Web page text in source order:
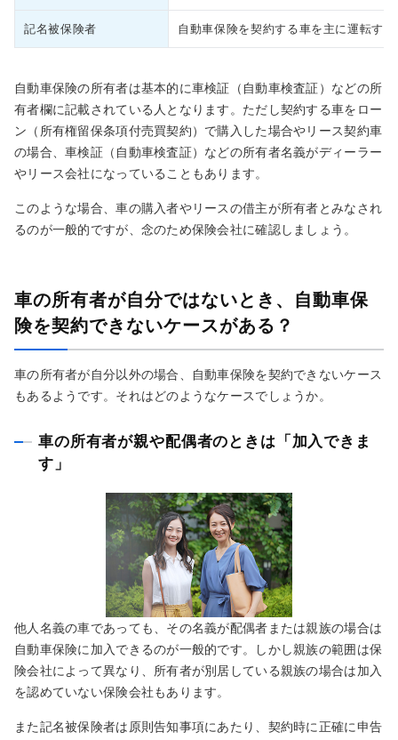
記名被保険者 自動車保険を契約する車を主に運転す
自動車保険の所有者は基本的に車検証（自動車検査証）などの所
有者欄に記載されている人となります。ただし契約する車をロー
ン（所有権留保条項付売買契約）で購入した場合やリース契約車
の場合、車検証（自動車検査証）などの所有者名義がディーラー
やリース会社になっていることもあります。
このような場合、車の購入者やリースの借主が所有者とみなされ
るのが一般的ですが、念のため保険会社に確認しましょう。
車の所有者が自分ではないとき、自動車保
険を契約できないケースがある？
車の所有者が自分以外の場合、自動車保険を契約できないケース
もあるようです。それはどのようなケースでしょうか。
車の所有者が親や配偶者のときは「加入できま
す」
他人名義の車であっても、その名義が配偶者または親族の場合は
自動車保険に加入できるのが一般的です。しかし親族の範囲は保
険会社によって異なり、所有者が別居している親族の場合は加入
を認めていない保険会社もあります。
また記名被保険者は原則告知事項にあたり、契約時に正確に申告